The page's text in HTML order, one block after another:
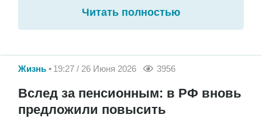
Читать полностью
Жизнь 19:27 / 26 Июня 2026 3956
Вслед за пенсионным: в РФ вновь
предложили повысить